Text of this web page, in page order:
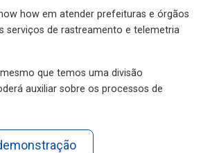
how em atender prefeituras e órgãos
serviços de rastreamento e telemetria
que temos uma divisão
auxiliar sobre os processos de